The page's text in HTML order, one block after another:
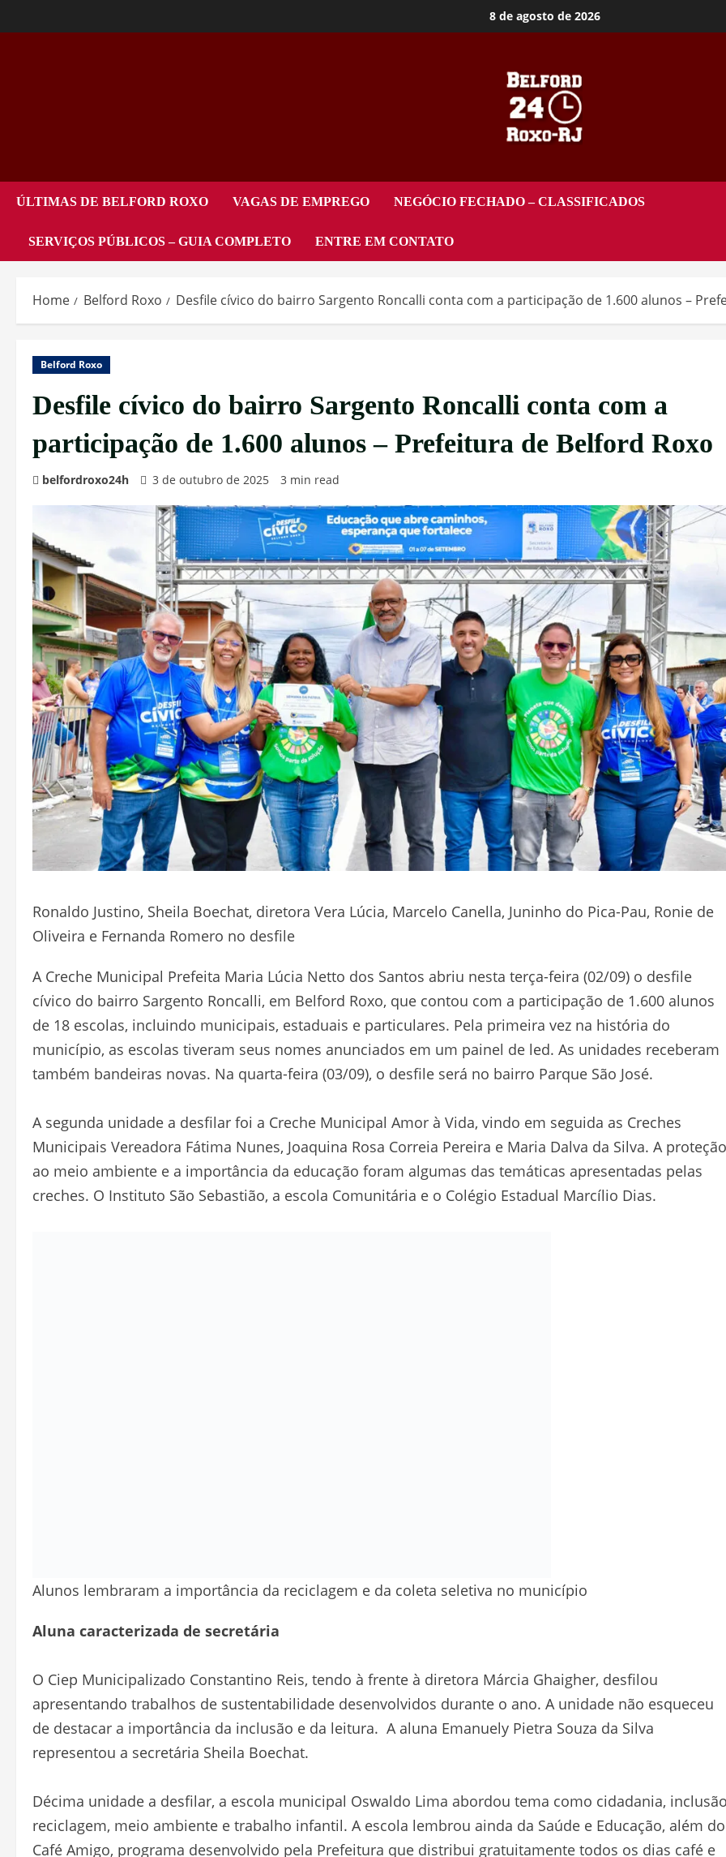
8 de agosto de 2026
ÚLTIMAS DE BELFORD ROXO VAGAS DE EMPREGO NEGÓCIO FECHADO – CLASSIFICADOS
SERVIÇOS PÚBLICOS – GUIA COMPLETO ENTRE EM CONTATO
Home Belford Roxo Desfile cívico do bairro Sargento Roncalli conta com a participação de 1.600 alunos –
Belford Roxo
Desfile cívico do bairro Sargento Roncalli conta com a
participação de 1.600 alunos – Prefeitura de Belford Roxo
belfordroxo24h 3 de outubro de 2025 3 min read
Ronaldo Justino, Sheila Boechat, diretora Vera Lúcia, Marcelo Canella, Juninho do Pica-Pau, Ronie de
Oliveira e Fernanda Romero no desfile
A Creche Municipal Prefeita Maria Lúcia Netto dos Santos abriu nesta terça-feira (02/09) o desfile
cívico do bairro Sargento Roncalli, em Belford Roxo, que contou com a participação de 1.600 alunos
de 18 escolas, incluindo municipais, estaduais e particulares. Pela primeira vez na história do
município, as escolas tiveram seus nomes anunciados em um painel de led. As unidades receberam
também bandeiras novas. Na quarta-feira (03/09), o desfile será no bairro Parque São José.
A segunda unidade a desfilar foi a Creche Municipal Amor à Vida, vindo em seguida as Creches
Municipais Vereadora Fátima Nunes, Joaquina Rosa Correia Pereira e Maria Dalva da Silva. A proteção
ao meio ambiente e a importância da educação foram algumas das temáticas apresentadas pelas
creches. O Instituto São Sebastião, a escola Comunitária e o Colégio Estadual Marcílio Dias.
Alunos lembraram a importância da reciclagem e da coleta seletiva no município
Aluna caracterizada de secretária
O Ciep Municipalizado Constantino Reis, tendo à frente à diretora Márcia Ghaigher, desfilou
apresentando trabalhos de sustentabilidade desenvolvidos durante o ano. A unidade não esqueceu
de destacar a importância da inclusão e da leitura. A aluna Emanuely Pietra Souza da Silva
representou a secretária Sheila Boechat.
Décima unidade a desfilar, a escola municipal Oswaldo Lima abordou tema como cidadania,
reciclagem, meio ambiente e trabalho infantil. A escola lembrou ainda da Saúde e Educação, além do
Café Amigo, programa desenvolvido pela Prefeitura que distribui gratuitamente todos os dias café e